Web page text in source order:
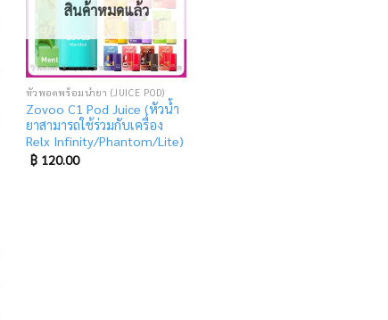
สินค้าหมดแล้ว
หัวพอตพร้อมน้ำยา (JUICE POD)
Zovoo C1 Pod Juice (หัวน้ำ
ยาสามารถใช้ร่วมกับเครื่อง
Relx Infinity/Phantom/Lite)
฿120.00